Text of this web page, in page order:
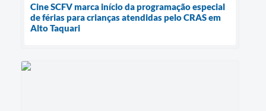
Cine SCFV marca início da programação especial
de férias para crianças atendidas pelo CRAS em
Alto Taquari